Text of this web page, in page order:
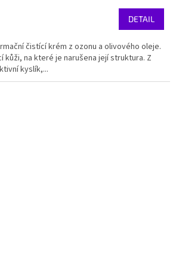
DETAIL
čistící krém z ozonu a olivového oleje.
kůži, na které je narušena její struktura. Z
kyslík,...